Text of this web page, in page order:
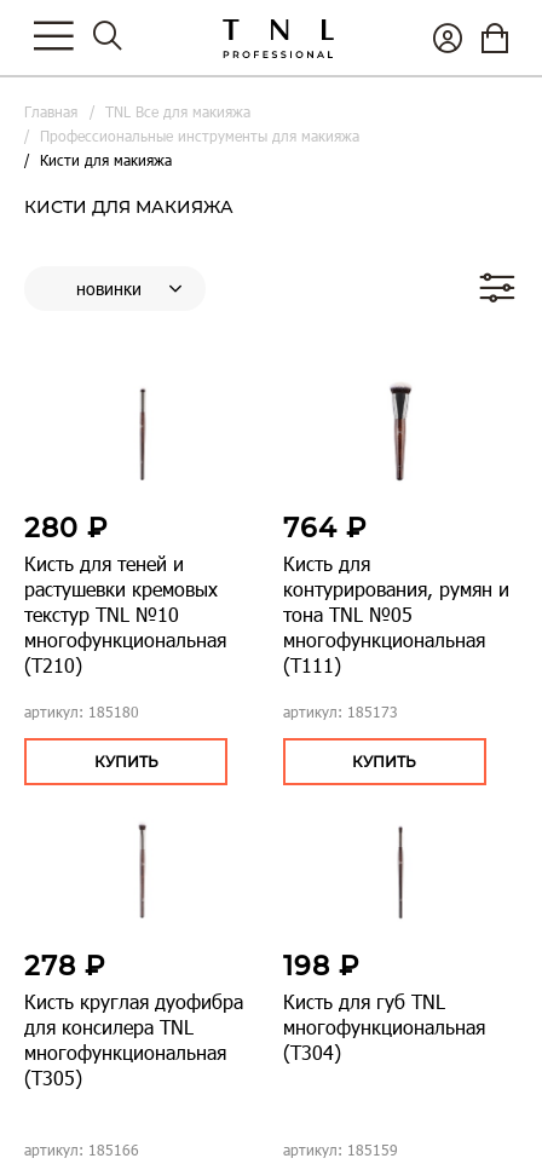
Главная
TNL Все для макияжа
Профессиональные инструменты для макияжа
Кисти для макияжа
КИСТИ ДЛЯ МАКИЯЖА
280 ₽
Кисть для теней и
растушевки кремовых
текстур TNL №10
многофункциональная
(Т210)
артикул: 185180
КУПИТЬ
764 ₽
Кисть для
контурирования, румян и
тона TNL №05
многофункциональная
(Т111)
артикул: 185173
КУПИТЬ
278 ₽
Кисть круглая дуофибра
для консилера TNL
многофункциональная
(T305)
артикул: 185166
198 ₽
Кисть для губ TNL
многофункциональная
(T304)
артикул: 185159